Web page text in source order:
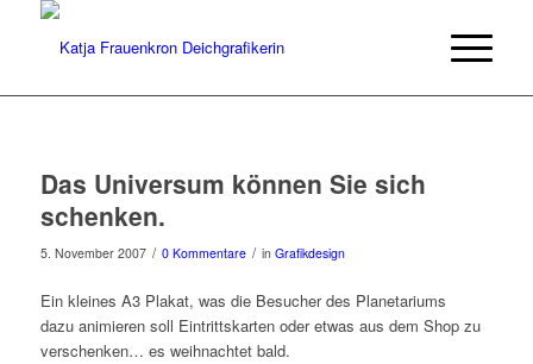
Das Universum können Sie sich
schenken.
5. November 2007 / 0 Kommentare / in Grafikdesign
Ein kleines A3 Plakat, was die Besucher des Planetariums
dazu animieren soll Eintrittskarten oder etwas aus dem Shop zu
verschenken… es weihnachtet bald.